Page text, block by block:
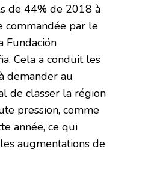
de 44% de 2018 à
commandée par le
Fundación
Cela a conduit les
demander au
de classer la région
pression, comme
année, ce qui
augmentations de